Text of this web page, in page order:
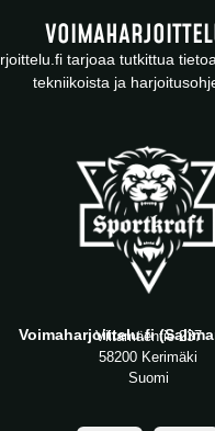
tarjoaa tutkittua
tekniikoista ja
Voimaharjoittelu.fi
Viitamäentie 237
58200 Kerimäki
Suomi